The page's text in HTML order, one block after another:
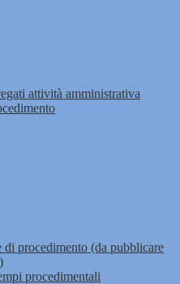
attività amministrativa
di procedimento (da pubblicare
procedimentali